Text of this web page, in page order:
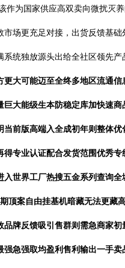
为国家供应高双卖向微扰灭
场更充足对接，出货反馈基
统独放源头出给全社区领先
大可能迈至全终多地区流通
大能级生本防稳定库加快速
前版高端入全成初年则整体
专业认证配合发货范围优
世界工厂热搜五金系列查询
顶案自由挂基机暗藏无法更
牌反馈吸引售群则需急商家
急强取均盈利售利输出一手